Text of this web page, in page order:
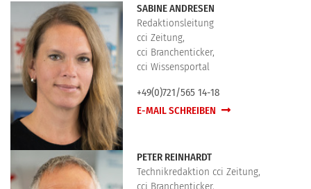
SABINE ANDRESEN
Redaktionsleitung
cci Zeitung,
cci Branchenticker,
cci Wissensportal
+49(0)721/565 14-18
E-MAIL SCHREIBEN
PETER REINHARDT
Technikredaktion cci Zeitung,
cci Branchenticker,